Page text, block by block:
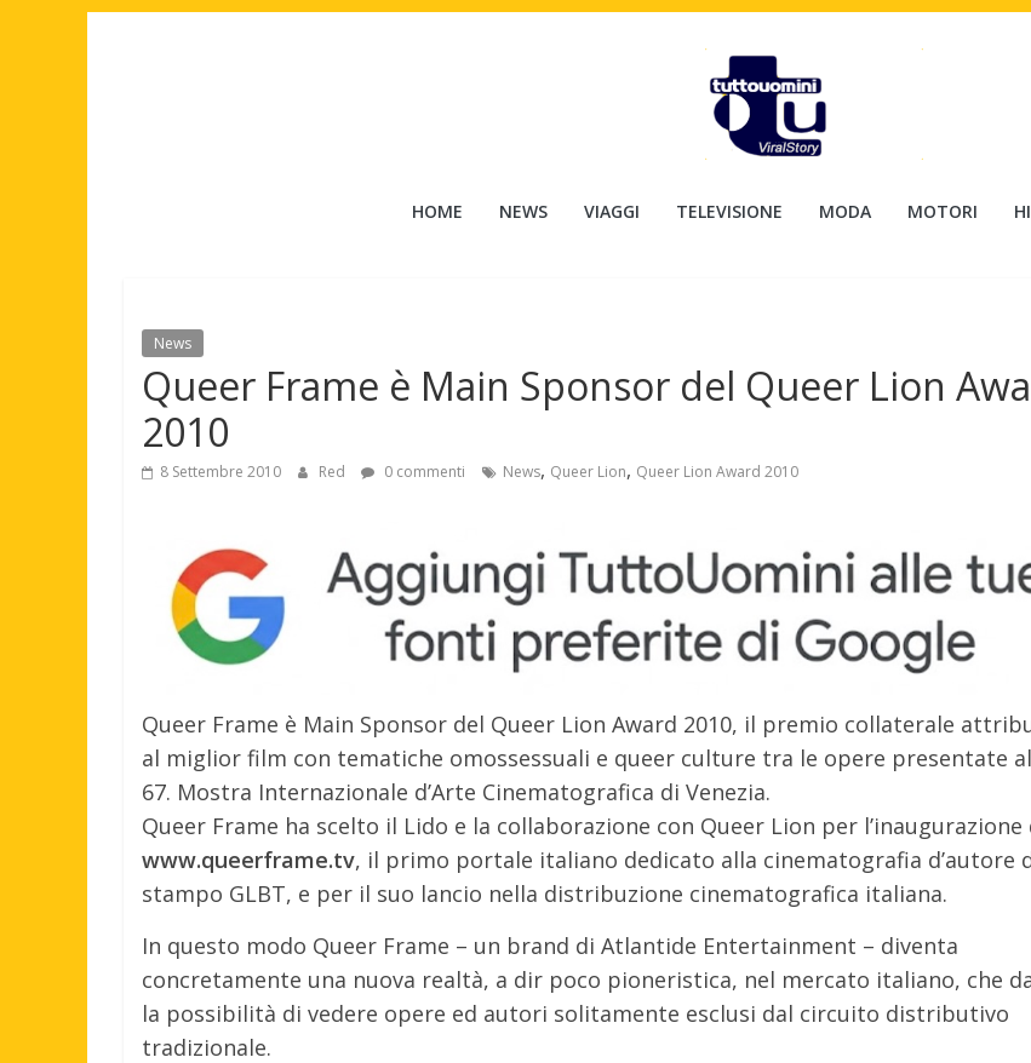
Tuttouomini
Motori,
gay
news
moda
HOME NEWS VIAGGI TELEVISIONE MODA MOTORI
News
Queer Frame è Main Sponsor del Queer Lion
2010
8 Settembre 2010 Red 0 commenti News, Queer Lion, Queer Lion Award 2010
Queer Frame è Main Sponsor del Queer Lion Award 2010, il premio collaterale
al miglior film con tematiche omossessuali e queer culture tra le opere presentate
67. Mostra Internazionale d’Arte Cinematografica di Venezia.
Queer Frame ha scelto il Lido e la collaborazione con Queer Lion per l’inaugurazione
www.queerframe.tv, il primo portale italiano dedicato alla cinematografia d’autore
stampo GLBT, e per il suo lancio nella distribuzione cinematografica italiana.
In questo modo Queer Frame – un brand di Atlantide Entertainment – diventa
concretamente una nuova realtà, a dir poco pioneristica, nel mercato italiano, che
la possibilità di vedere opere ed autori solitamente esclusi dal circuito distributivo
tradizionale.